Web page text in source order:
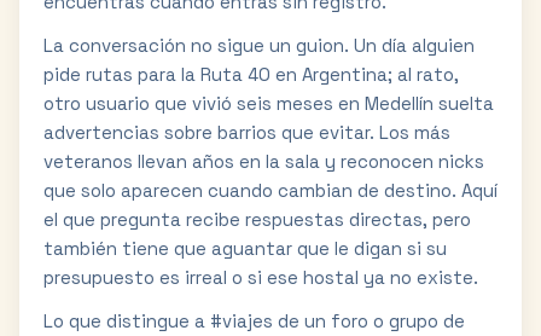
La conversación no sigue un guion. Un día alguien
pide rutas para la Ruta 40 en Argentina; al rato,
otro usuario que vivió seis meses en Medellín suelta
advertencias sobre barrios que evitar. Los más
veteranos llevan años en la sala y reconocen nicks
que solo aparecen cuando cambian de destino. Aquí
el que pregunta recibe respuestas directas, pero
también tiene que aguantar que le digan si su
presupuesto es irreal o si ese hostal ya no existe.
Lo que distingue a #viajes de un foro o grupo de